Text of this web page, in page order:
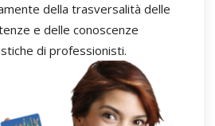
della trasversalità delle
e delle conoscenze
di professionisti.